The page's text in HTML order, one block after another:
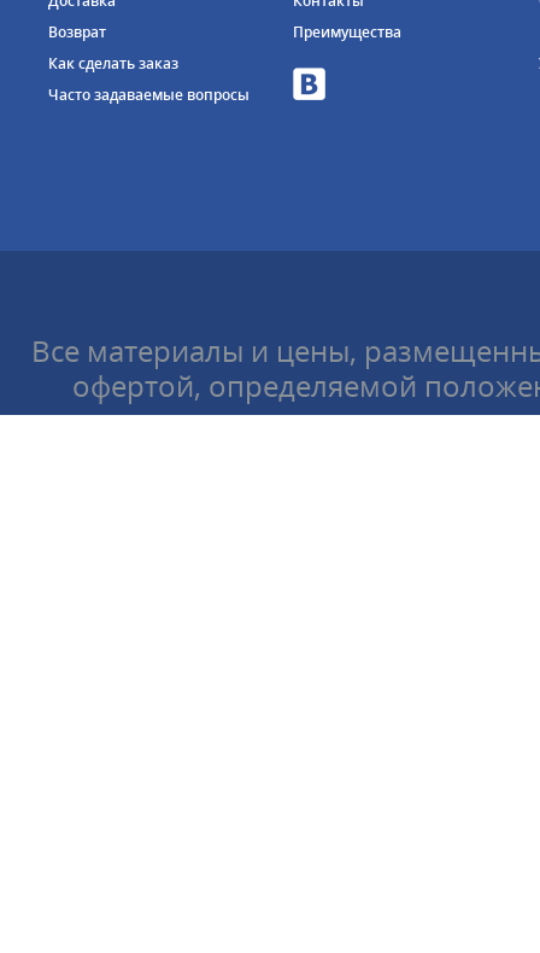
Возврат
Как сделать заказ
Часто задаваемые вопросы
Преимущества
Все материалы и цены,
офертой, определяемой